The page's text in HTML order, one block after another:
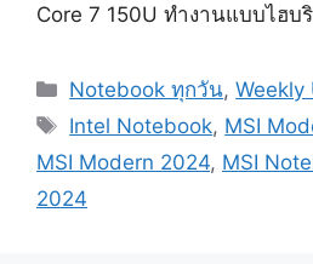
Core 7 150U ทำงานแบบไฮบ
Categories
Notebook ทุกวัน,Weekly
Tags
Intel Notebook, MSI
MSI Modern 2024, MSI
2024